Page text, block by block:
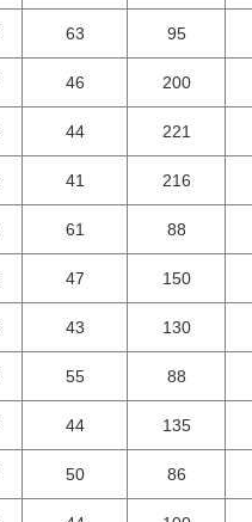
63 95
46 200
44 221
41 216
61 88
47 150
43 130
55 88
44 135
50 86